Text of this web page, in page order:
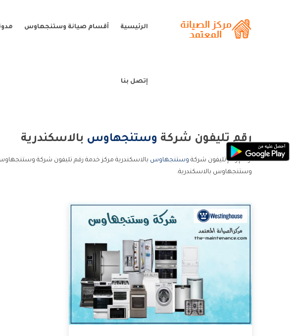
الرئيسية أقسام صيانة وستنجهاوس
إتصل بنا
رقم تليفون شركة وستنجهاوس بالاسكندرية
ارقام رقم تليفون شركة وستنجهاوس بالاسكندرية مركز خدمة رقم تليفون شركة
وستنجهاوس بالاسكندرية.